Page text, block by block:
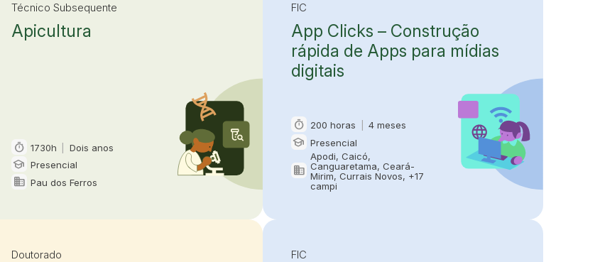
Técnico Subsequente
Apicultura
timer
Carga horária e duração
1730h Dois anos
school
Modalidade
Presencial
domain
Oferta em
Pau dos Ferros
FIC
App Clicks – Construção
rápida de Apps para mídias
digitais
timer
Carga horária e duração
200 horas 4 meses
school
Modalidade
Presencial
domain
Oferta em
Apodi, Caicó,
Canguaretama, Ceará-
Mirim, Currais Novos, +17
campi
Doutorado FIC